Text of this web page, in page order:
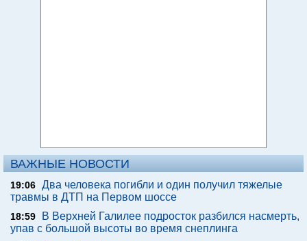
ВАЖНЫЕ НОВОСТИ
19:06 Два человека погибли и один получил тяжелые
травмы в ДТП на Первом шоссе
18:59
В Верхней Галилее подросток разбился насмерть,
упав с большой высоты во время снеплинга